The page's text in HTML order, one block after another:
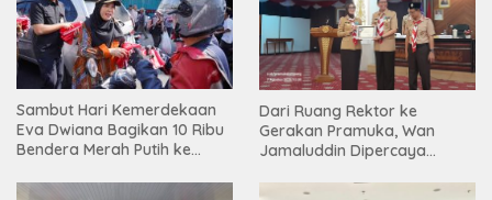
Sambut Hari Kemerdekaan
Eva Dwiana Bagikan 10 Ribu
Bendera Merah Putih ke
Dari Ruang Rektor ke
Gerakan Pramuka, Wan
Jamaluddin Dipercaya